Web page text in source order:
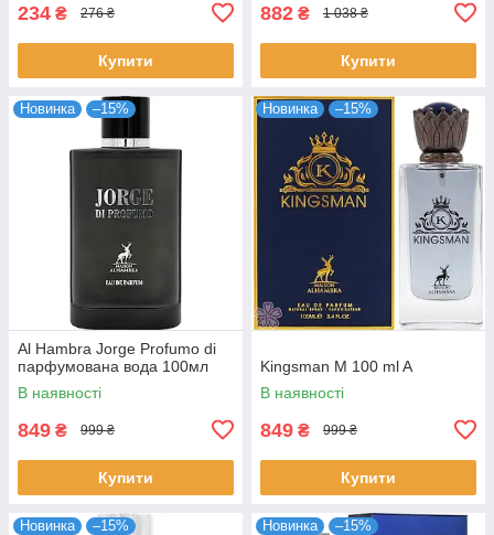
234 ₴ 276 ₴
Купити
882 ₴ 1 038 ₴
Купити
Новинка –15%
Al Hambra Jorge Profumo di
парфумована вода 100мл
В наявності
849 ₴ 999 ₴
Купити
Новинка –15%
Kingsman M 100 ml A
В наявності
849 ₴ 999 ₴
Купити
Новинка –15% Новинка –15%